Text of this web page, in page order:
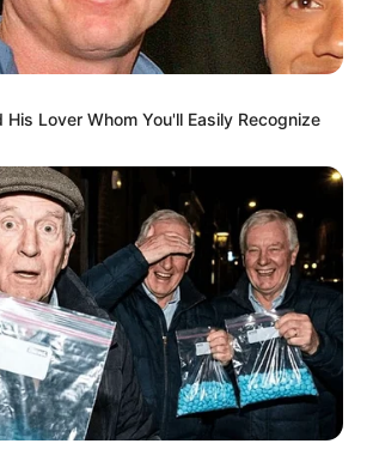
Lover Whom You'll Easily Recognize